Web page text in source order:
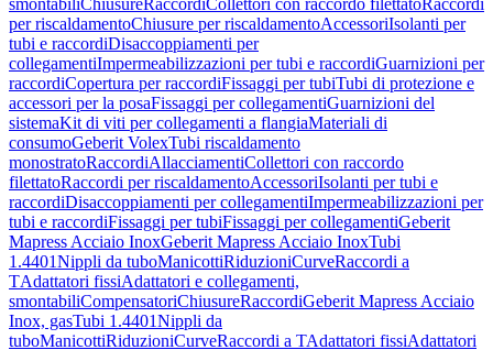
smontabiliChiusureRaccordiCollettori con raccordo filettatoRaccordi
per riscaldamentoChiusure per riscaldamentoAccessoriIsolanti per
tubi e raccordiDisaccoppiamenti per
collegamentiImpermeabilizzazioni per tubi e raccordiGuarnizioni per
raccordiCopertura per raccordiFissaggi per tubiTubi di protezione e
accessori per la posaFissaggi per collegamentiGuarnizioni del
sistemaKit di viti per collegamenti a flangiaMateriali di
consumoGeberit VolexTubi riscaldamento
monostratoRaccordiAllacciamentiCollettori con raccordo
filettatoRaccordi per riscaldamentoAccessoriIsolanti per tubi e
raccordiDisaccoppiamenti per collegamentiImpermeabilizzazioni per
tubi e raccordiFissaggi per tubiFissaggi per collegamentiGeberit
Mapress Acciaio InoxGeberit Mapress Acciaio InoxTubi
1.4401Nippli da tuboManicottiRiduzioniCurveRaccordi a
TAdattatori fissiAdattatori e collegamenti,
smontabiliCompensatoriChiusureRaccordiGeberit Mapress Acciaio
Inox, gasTubi 1.4401Nippli da
tuboManicottiRiduzioniCurveRaccordi a TAdattatori fissiAdattatori